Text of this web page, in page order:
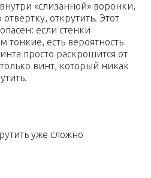
«слизанной» воронки,
открутить. Этот
если стенки
тонкие, есть вероятность
просто раскрошится от
винт, который никак
уже сложно